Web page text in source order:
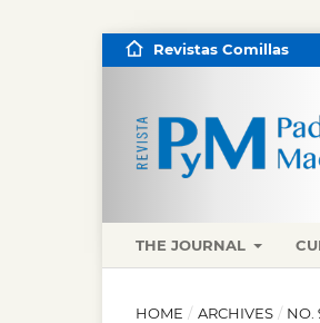
THE JOURNAL
Revistas Comillas
HOME / ARCHIVES / NO.